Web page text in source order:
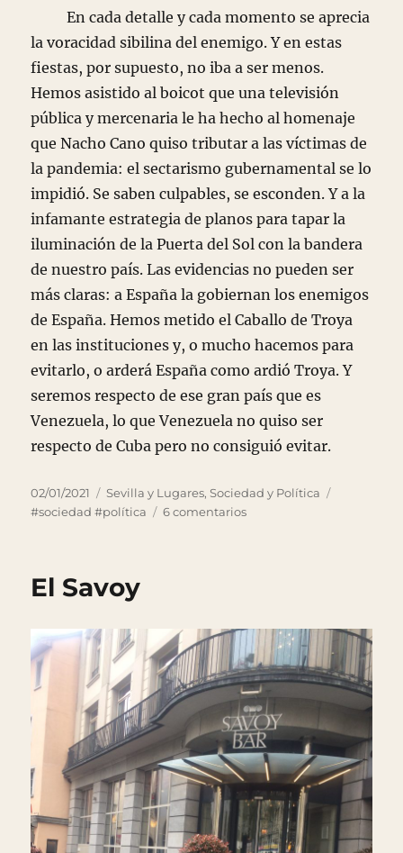
En cada detalle y cada momento se aprecia
la voracidad sibilina del enemigo. Y en estas
fiestas, por supuesto, no iba a ser menos.
Hemos asistido al boicot que una televisión
pública y mercenaria le ha hecho al homenaje
que Nacho Cano quiso tributar a las víctimas de
la pandemia: el sectarismo gubernamental se lo
impidió. Se saben culpables, se esconden. Y a la
infamante estrategia de planos para tapar la
iluminación de la Puerta del Sol con la bandera
de nuestro país. Las evidencias no pueden ser
más claras: a España la gobiernan los enemigos
de España. Hemos metido el Caballo de Troya
en las instituciones y, o mucho hacemos para
evitarlo, o arderá España como ardió Troya. Y
seremos respecto de ese gran país que es
Venezuela, lo que Venezuela no quiso ser
respecto de Cuba pero no consiguió evitar.
Publicado
el
02/01/2021 Categorías
Sevilla y Lugares,Sociedad y Política
#sociedad #política
6 comentariosen
El Savoy